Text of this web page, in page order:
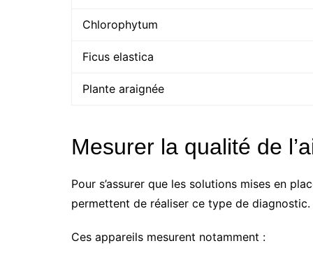
Chlorophytum
Ficus elastica
Plante araignée
Mesurer la qualité de
Pour s’assurer que les solutions mises en
permettent de réaliser ce type de
Ces appareils mesurent notamment :